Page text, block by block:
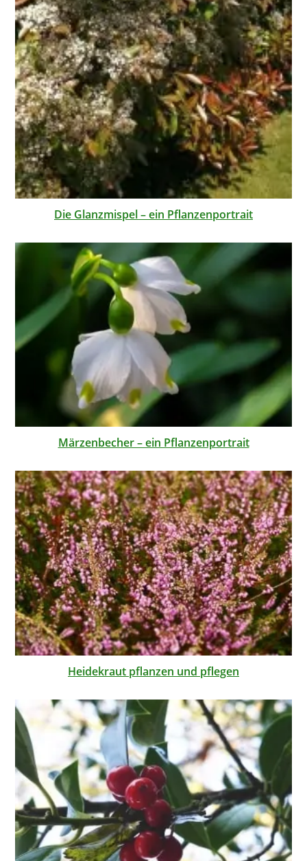
Die Glanzmispel – ein Pflanzenportrait
Märzenbecher – ein Pflanzenportrait
Heidekraut pflanzen und pflegen